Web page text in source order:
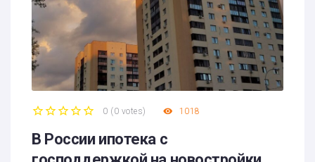
0 ( 0 votes) 1018
В России ипотека с